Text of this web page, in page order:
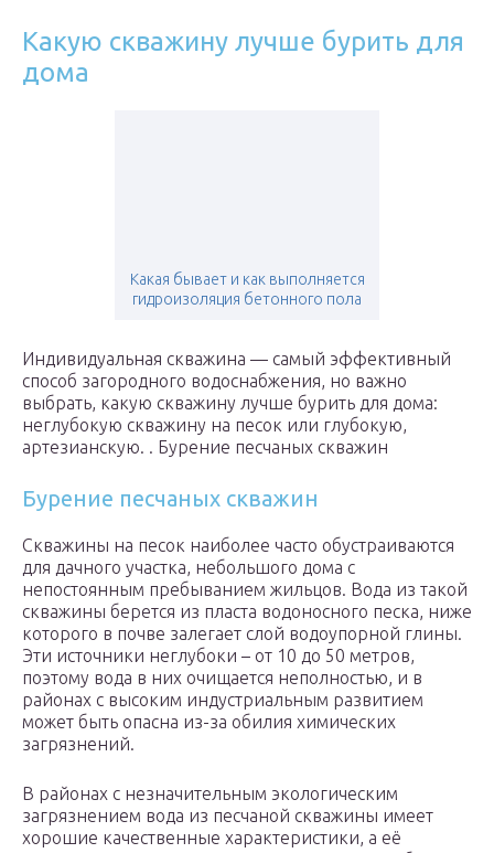
Какую скважину лучше бурить для
дома
Какая бывает и как выполняется
гидроизоляция бетонного пола
Индивидуальная скважина — самый эффективный
способ загородного водоснабжения, но важно
выбрать, какую скважину лучше бурить для дома:
неглубокую скважину на песок или глубокую,
артезианскую. . Бурение песчаных скважин
Бурение песчаных скважин
Скважины на песок наиболее часто обустраиваются
для дачного участка, небольшого дома с
непостоянным пребыванием жильцов. Вода из такой
скважины берется из пласта водоносного песка, ниже
которого в почве залегает слой водоупорной глины.
Эти источники неглубоки – от 10 до 50 метров,
поэтому вода в них очищается неполностью, и в
районах с высоким индустриальным развитием
может быть опасна из-за обилия химических
загрязнений.
В районах с незначительным экологическим
загрязнением вода из песчаной скважины имеет
хорошие качественные характеристики, а её